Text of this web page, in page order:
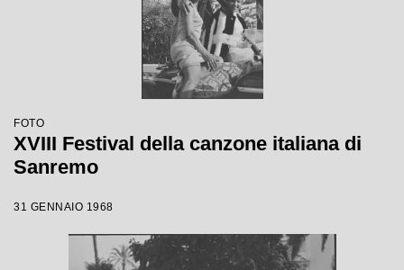
FOTO
XVIII Festival della canzone italiana di
Sanremo
31 GENNAIO 1968